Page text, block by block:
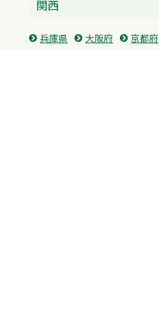
関西
兵庫県 大阪府 京都府